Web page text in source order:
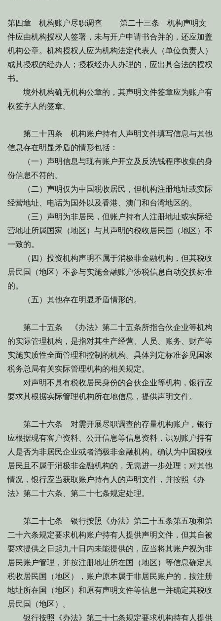
第四章 机构账户尽职调查 第二十三条 机构声明文
件应由机构授权人签署，未与开户申请书合并的，还应加盖
机构公章。机构授权人应为机构法定代表人（单位负责人）
或其授权的经办人；授权经办人办理的，应出具合法的授权
书。
境外机构确无机构公章的，其声明文件签章应为账户有
权签字人的签章。
第二十四条 机构账户持有人声明文件填写信息与其他
信息存在明显矛盾的情形包括：
（一）声明信息与现有账户开立及反洗钱程序收集的身
份信息不符的。
（二）声明仅为中国税收居民，但机构注册地址或实际
经营地址、电话为国外以及香港、澳门和台湾地区的。
（三）声明为非居民，但账户持有人注册地址或实际经
营地址所属国家（地区）与其声明的税收居民国（地区）不
一致的。
（四）投资机构声明不属于消极非金融机构，但其税收
居民国（地区）不参与实施金融账户涉税信息自动交换标准
的。
（五）其他存在明显矛盾情形的。
第二十五条 《办法》第二十五条所指合伙企业等机构
的实际管理机构，是指对其生产经营、人员、账务、财产等
实施实质性全面管理和控制的机构。具体判定标准参见国家
税务总局有关实际管理机构的相关规定。
对声明不具有税收居民身份的合伙企业等机构，银行应
要求其根据实际管理机构所在地信息，提供声明文件。
第二十六条 对需开展尽职调查的存量机构账户，银行
应根据现有客户资料、公开信息等信息资料，识别账户持有
人是否为非居民企业或者消极非金融机构。确认为中国税收
居民且不属于消极非金融机构的，无需进一步处理；对其他
情况，银行应当获取账户持有人的声明文件，并按照《办
法》第二十六条、第二十七条规定处理。
第二十七条 银行按照《办法》第二十五条第五项和第
二十六条规定要求机构账户持有人提供声明文件，但其自被
要求提供之日起九十日内未能提供的，应当将其账户视为非
居民账户管理，并按注册地址所在国（地区）等信息确定其
税收居民国（地区），账户原本属于非居民账户的，按注册
地址所在国（地区）和原有声明文件等信息一并确定其税收
居民国（地区）。
银行按照《办法》第二十七条规定要求机构持有人提供